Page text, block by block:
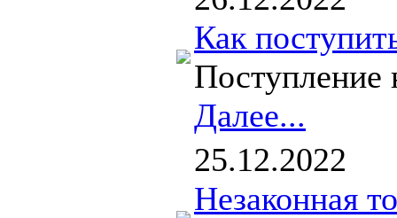
Как
Поступление
Далее...
25.12.2022
Незаконная